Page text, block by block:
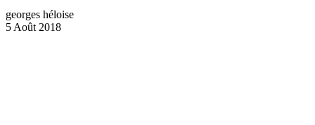
georges héloise
5 Août 2018